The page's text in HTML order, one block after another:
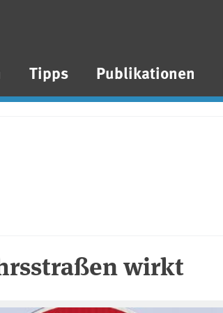
Tipps Publikationen
wirkt